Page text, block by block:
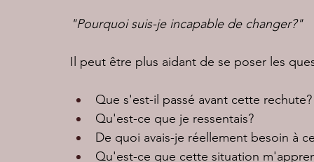
"Pourquoi suis-je incapable de changer?"
Il peut être plus aidant de se poser les
Que s'est-il passé avant cette rechute?
Qu'est-ce que je ressentais?
De quoi avais-je réellement besoin à
Qu'est-ce que cette situation